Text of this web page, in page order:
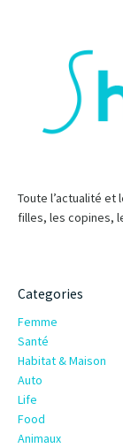
Toute l’actualité et
filles, les copines,
Categories
Femme
Santé
Habitat & Maison
Auto
Life
Food
Animaux